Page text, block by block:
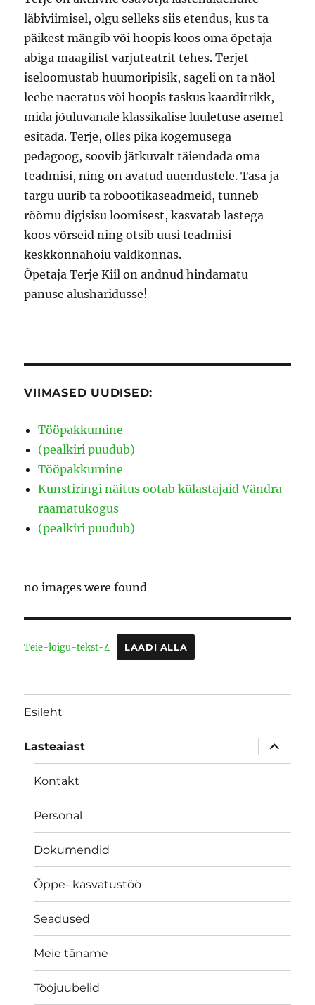
läbiviimisel, olgu selleks siis etendus, kus ta
päikest mängib või hoopis koos oma õpetaja
abiga maagilist varjuteatrit tehes. Terjet
iseloomustab huumoripisik, sageli on ta näol
leebe naeratus või hoopis taskus kaarditrikk,
mida jõuluvanale klassikalise luuletuse asemel
esitada. Terje, olles pika kogemusega
pedagoog, soovib jätkuvalt täiendada oma
teadmisi, ning on avatud uuendustele. Tasa ja
targu uurib ta robootikaseadmeid, tunneb
rõõmu digisisu loomisest, kasvatab lastega
koos võrseid ning otsib uusi teadmisi
keskkonnahoiu valdkonnas.
Õpetaja Terje Kiil on andnud hindamatu
panuse alusharidusse!
VIIMASED UUDISED:
Tööpakkumine
(pealkiri puudub)
Tööpakkumine
Kunstiringi näitus ootab külastajaid Vändra
raamatukogus
(pealkiri puudub)
no images were found
Teie-loigu-tekst-4 LAADI ALLA
Esileht
Lasteaiast
laienda
Kontakt
Personal
Dokumendid
Õppe- kasvatustöö
Seadused
Meie täname
Tööjuubelid